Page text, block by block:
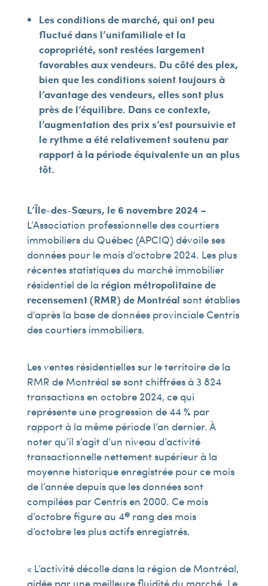
Les conditions de marché, qui ont peu
fluctué dans l’unifamiliale et la
copropriété, sont restées largement
favorables aux vendeurs. Du côté des plex,
bien que les conditions soient toujours à
l’avantage des vendeurs, elles sont plus
près de l’équilibre. Dans ce contexte,
l’augmentation des prix s’est poursuivie et
le rythme a été relativement soutenu par
rapport à la période équivalente un an plus
tôt.
L’Île-des-Sœurs, le 6 novembre 2024–
L’Association professionnelle des courtiers
immobiliers du Québec (APCIQ) dévoile ses
données pour le mois d’octobre 2024. Les plus
récentes statistiques du marché immobilier
résidentiel de la région métropolitaine de
recensement (RMR) de Montréal sont établies
d’après la base de données provinciale Centris
des courtiers immobiliers.
Les ventes résidentielles sur le territoire de la
RMR de Montréal se sont chiffrées à 3 824
transactions en octobre 2024, ce qui
représente une progression de 44 % par
rapport à la même période l’an dernier. À
noter qu’il s’agit d’un niveau d’activité
transactionnelle nettement supérieur à la
moyenne historique enregistrée pour ce mois
de l’année depuis que les données sont
compilées par Centris en 2000. Ce mois
d’octobre figure au 4erang des mois
d’octobre les plus actifs enregistrés.
« L’activité décolle dans la région de Montréal,
aidée par une meilleure fluidité du marché. Le